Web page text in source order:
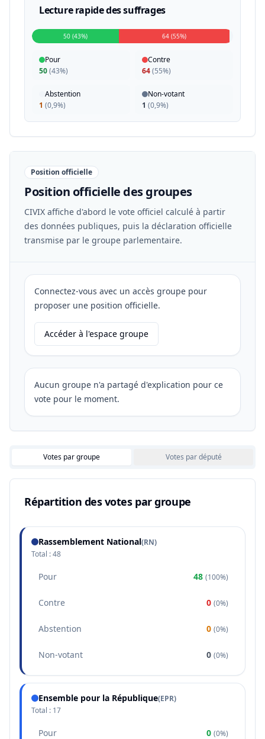
Lecture rapide des suffrages
50 (43%) 64 (55%)
Pour
50(43%)
Contre
64(55%)
Abstention
1 (0,9%)
Non-votant
1 (0,9%)
Position officielle
Position officielle des groupes
CIVIX affiche d'abord le vote officiel calculé à partir
des données publiques, puis la déclaration officielle
transmise par le groupe parlementaire.
Connectez-vous avec un accès groupe pour
proposer une position officielle.
Accéder à l'espace groupe
Aucun groupe n'a partagé d'explication pour ce
vote pour le moment.
Votes par groupe Votes par député
Répartition des votes par groupe
Rassemblement National(RN)
Total :48
Pour 48 (100%)
Contre 0 (0%)
Abstention 0 (0%)
Non-votant 0 (0%)
Ensemble pour la République(EPR)
Total : 17
Pour 0 (0%)